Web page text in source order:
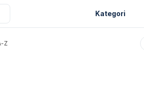
Kategori
Z